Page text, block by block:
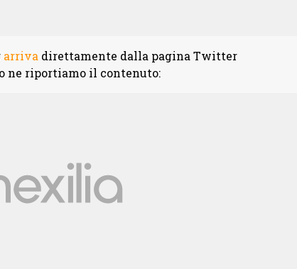
arriva direttamente dalla pagina Twitter
ne riportiamo il contenuto: